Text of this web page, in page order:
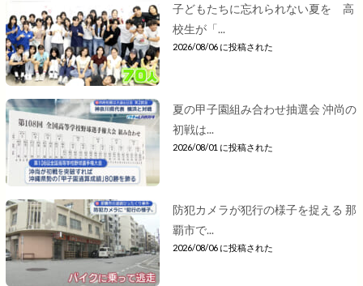
子どもたちに忘れられない夏を 高
校生が「...
2026/08/06 に投稿された
夏の甲子園組み合わせ抽選会 沖尚の
初戦は...
2026/08/01 に投稿された
防犯カメラが犯行の様子を捉える 那
覇市で...
2026/08/06 に投稿された